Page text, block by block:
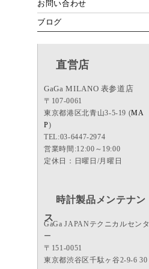
お問い合わせ
ブログ
直営店
GaGa MILANO 表参道店
〒107-0061
東京都港区北青山3-5-19 (MA
P)
TEL:03-6447-2974
営業時間:12:00～19:00
定休日：日曜日/月曜日
時計製品メンテナン
ス
GaGa JAPANテクニカルセンタ
ー
〒151-0051
東京都渋谷区千駄ヶ谷2-9-6 30